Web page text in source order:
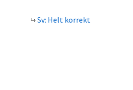
Sv: Helt korrekt